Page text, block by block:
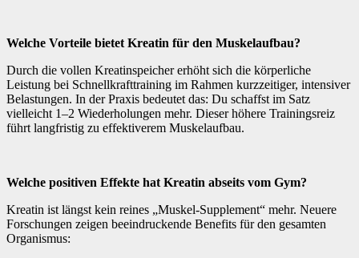
Welche Vorteile bietet Kreatin für den Muskelaufbau?
Durch die vollen Kreatinspeicher erhöht sich die körperliche
Leistung bei Schnellkrafttraining im Rahmen kurzzeitiger, intensiver
Belastungen. In der Praxis bedeutet das: Du schaffst im Satz
vielleicht 1–2 Wiederholungen mehr. Dieser höhere Trainingsreiz
führt langfristig zu effektiverem Muskelaufbau.
Welche positiven Effekte hat Kreatin abseits vom Gym?
Kreatin ist längst kein reines „Muskel-Supplement“ mehr. Neuere
Forschungen zeigen beeindruckende Benefits für den gesamten
Organismus: